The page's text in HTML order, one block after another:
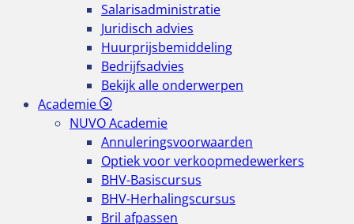
Salarisadministratie
Juridisch advies
Huurprijsbemiddeling
Bedrijfsadvies
Bekijk alle onderwerpen
Academie
NUVO Academie
Annuleringsvoorwaarden
Optiek voor verkoopmedewerkers
BHV-Basiscursus
BHV-Herhalingscursus
Bril afpassen